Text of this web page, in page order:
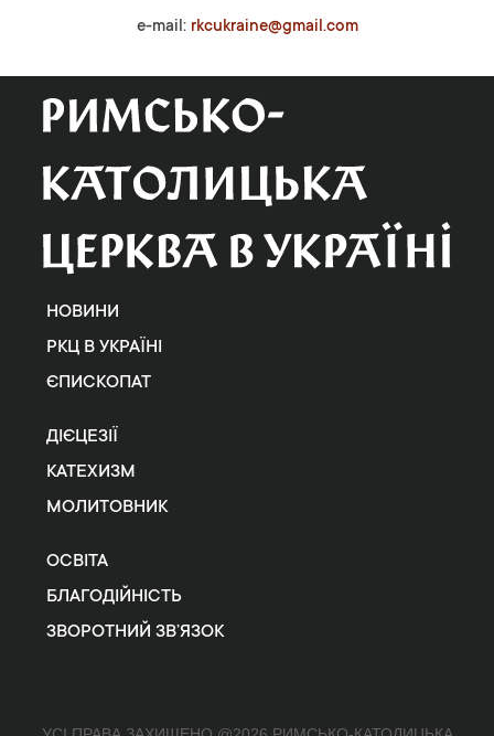
e-mail: rkcukraine@gmail.com
НОВИНИ
РКЦ В УКРАЇНІ
ЄПИСКОПАТ
ДІЄЦЕЗІЇ
КАТЕХИЗМ
МОЛИТОВНИК
ОСВІТА
БЛАГОДІЙНІСТЬ
ЗВОРОТНИЙ ЗВ’ЯЗОК